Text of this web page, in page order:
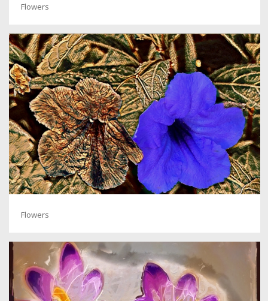
Flowers
Flowers